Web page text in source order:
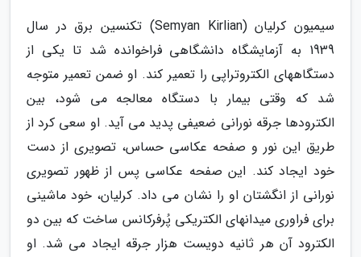
سیمیون کرلیان (Semyan Kirlian) تکنسین برق در سال
1939 به آزمایشگاه دانشگاهی فراخوانده شد تا یکی از
دستگاههای الکتروتراپی را تعمیر کند. او ضمن تعمیر متوجه
شد که وقتی بیمار با دستگاه معالجه می شود، بین
الکترودها جرقه نورانی ضعیفی پدید می آید. او سعی کرد از
طریق این نور و صفحه عکاسی حساس، تصویری از دست
خود ایجاد کند. این صفحه عکاسی پس از ظهور تصویری
نورانی از انگشتان او را نشان می داد. کرلیان، خود ماشینی
برای فراوری میدانهای الکتریکی پُرفرکانس ساخت که بین دو
الکترود آن هر ثانیه دویست هزار جرقه ایجاد می شد. او